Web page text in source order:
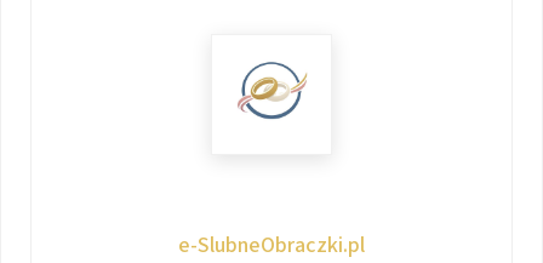
e-SlubneObraczki.pl